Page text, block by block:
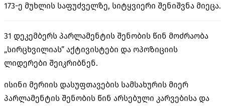
173-ე მუხლის საფუძველზე, სიტყვიერი შენიშვნა მიეცა.
31 დეკემბერს პარლამენტის შენობის წინ მოძრაობა
„სირცხვილიას” აქტივისტები და ოპოზიციის
ლიდერები შეიკრიბნენ.
ისინი მერიის დასუფთავების სამსახურის მიერ
პარლამენტის შენობის წინ არსებული კარვებისა და